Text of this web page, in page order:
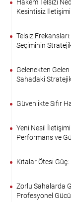
Hakem Telsizi
Kesintisiz
Telsiz
Seçiminin
Gelenekten
Sahadaki
Güvenlikte Sıfır
Yeni Nesil
Performans ve
Kıtalar Ötesi
Zorlu Sahalarda
Profesyonel Gücü